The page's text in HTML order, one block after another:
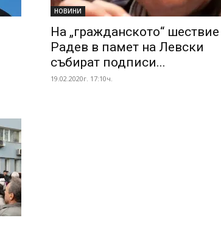
НОВИНИ
На „гражданското“
Радев в памет на Левски
събират подписи...
19.02.2020г. 17:10ч.